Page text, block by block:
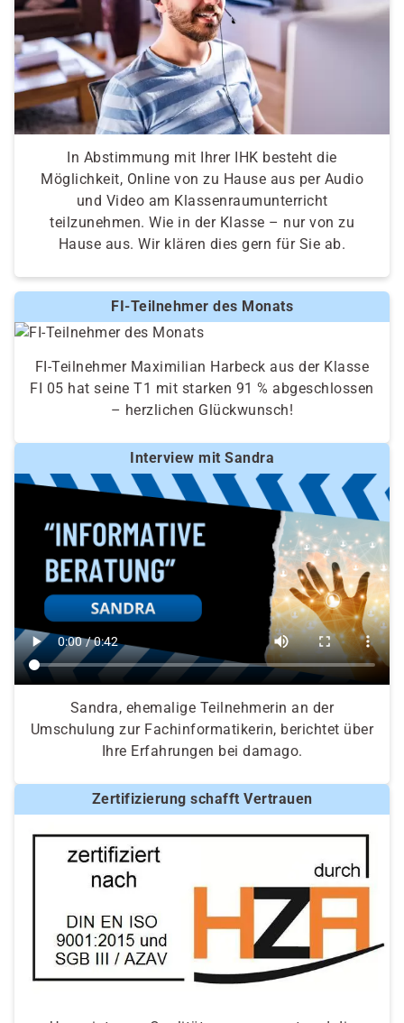
In Abstimmung mit Ihrer IHK besteht die
Möglichkeit, Online von zu Hause aus per Audio
und Video am Klassenraumunterricht
teilzunehmen. Wie in der Klasse – nur von zu
Hause aus. Wir klären dies gern für Sie ab.
FI-Teilnehmer des Monats
FI-Teilnehmer Maximilian Harbeck aus der Klasse
FI 05 hat seine T1 mit starken 91 % abgeschlossen
– herzlichen Glückwunsch!
Interview mit Sandra
Sandra, ehemalige Teilnehmerin an der
Umschulung zur Fachinformatikerin, berichtet über
Ihre Erfahrungen bei damago.
Zertifizierung schafft Vertrauen